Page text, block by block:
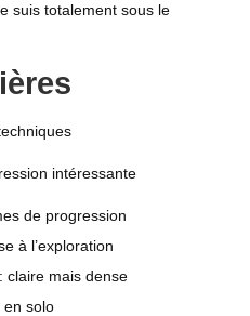
suis totalement sous le
intéressante
de progression
à l’exploration
claire mais dense
en solo